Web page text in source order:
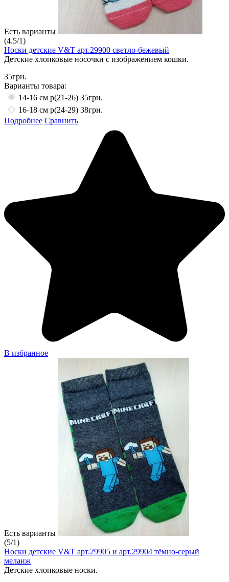
Есть варианты
(4.5/1)
Носки детские V&T арт.29900 светло-бежевый
Детские хлопковые носочки с изображением кошки.
35грн.
Варианты товара:
14-16 см р(21-26) 35грн.
16-18 см р(24-29) 38грн.
Подробнее Сравнить
В избранное
Есть варианты
(5/1)
Носки детские V&T арт.29905 и арт.29904 тёмно-серый
меланж
Детские хлопковые носки.